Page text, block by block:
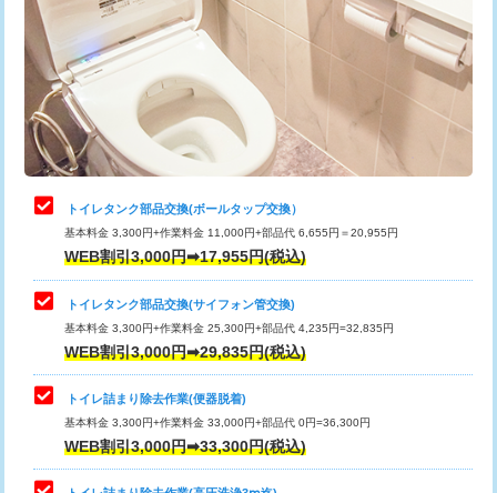
トイレタンク部品交換(ボールタップ交換）
基本料金 3,300円+作業料金 11,000円+部品代 6,655円＝20,955円
WEB割引3,000円➡17,955円(税込)
トイレタンク部品交換(サイフォン管交換)
基本料金 3,300円+作業料金 25,300円+部品代 4,235円=32,835円
WEB割引3,000円➡29,835円(税込)
トイレ詰まり除去作業(便器脱着)
基本料金 3,300円+作業料金 33,000円+部品代 0円=36,300円
WEB割引3,000円➡33,300円(税込)